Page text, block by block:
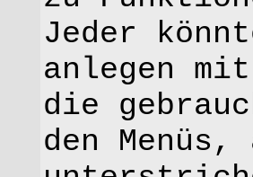
Jeder
anlegen
die
den